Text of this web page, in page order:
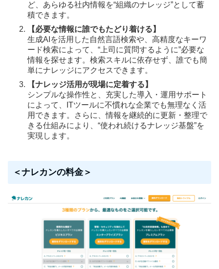
ど、あらゆる社内情報を“組織のナレッジ”として蓄
積できます。
【必要な情報に誰でもたどり着ける】
生成AIを活用した自然言語検索や、高精度なキーワ
ード検索によって、“上司に質問するように”必要な
情報を探せます。検索スキルに依存せず、誰でも簡
単にナレッジにアクセスできます。
【ナレッジ活用が現場に定着する】
シンプルな操作性と、充実した導入・運用サポート
によって、ITツールに不慣れな企業でも無理なく活
用できます。さらに、情報を継続的に更新・整理で
きる仕組みにより、“使われ続けるナレッジ基盤”を
実現します。
＜ナレカンの料金＞